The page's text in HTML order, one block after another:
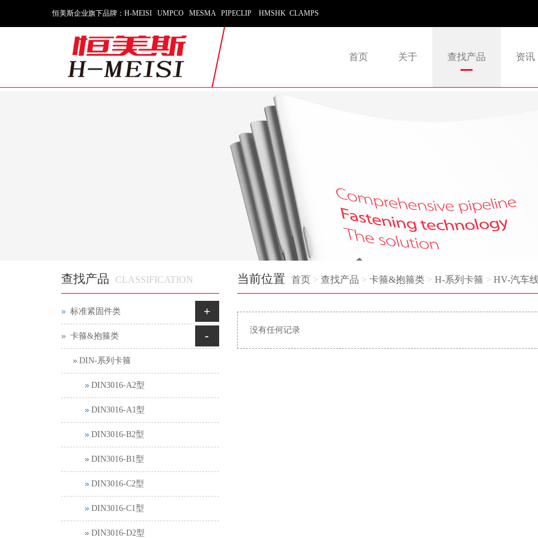
恒美斯企业旗下品牌：H-MEISI UMPCO MESMA PIPECLIP HMSHK CLAMPS
首页 关于 查找产品 资讯
当前位置 首页> 查找产品 > 卡箍&抱箍类> H-系列卡箍 > HV-汽车
没有任何记录
查找产品 CLASSIFICATION
标准紧固件类 +
卡箍&抱箍类 -
DIN-系列卡箍
DIN3016-A2型
DIN3016-A1型
DIN3016-B2型
DIN3016-B1型
DIN3016-C2型
DIN3016-C1型
DIN3016-D2型